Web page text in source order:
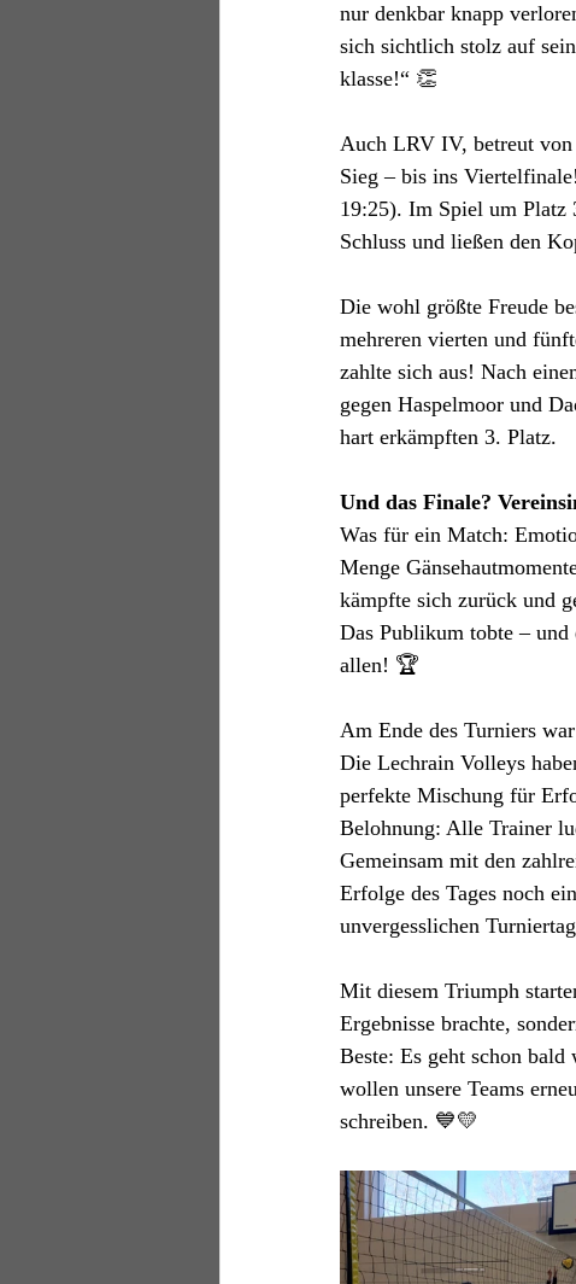
nur denkbar knapp
sich sichtlich stolz auf
klasse!“ 👏
Auch LRV IV, betreut von
Sieg – bis ins
19:25). Im Spiel um Platz
Schluss und ließen den
Die wohl größte Freude
mehreren vierten und
zahlte sich aus! Nach
gegen Haspelmoor und
hart erkämpften 3. Platz.
Und das Finale?
Was für ein Match:
Menge
kämpfte sich zurück und
Das Publikum tobte – und
allen! 🏆
Am Ende des Turniers
Die Lechrain Volleys
perfekte Mischung für
Belohnung: Alle Trainer
Gemeinsam mit den
Erfolge des Tages noch
unvergesslichen
Mit diesem Triumph
Ergebnisse brachte,
Beste: Es geht schon
wollen unsere Teams
schreiben. 💙💛